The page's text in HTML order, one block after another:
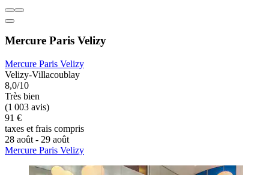
Mercure Paris Velizy
Mercure Paris Velizy
Velizy-Villacoublay
8,0/10
Très bien
(1 003 avis)
91 €
taxes et frais compris
28 août - 29 août
Mercure Paris Velizy